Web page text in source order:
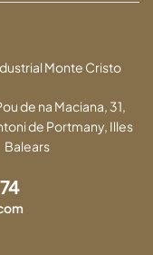
Monte Cristo
de na Maciana, 31,
de Portmany, Illes
Balears